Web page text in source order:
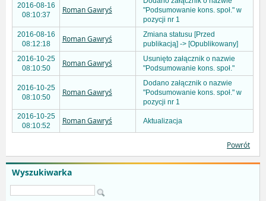
Wyszukiwarka
2016-08-16
08:10:37
Roman Gawryś
"Podsumowanie kons. społ." w
pozycji nr 1
2016-08-16
08:12:18
Roman Gawryś
Zmiana statusu [Przed
publikacją] -> [Opublikowany]
2016-10-25
08:10:50
Roman Gawryś
Usunięto załącznik o nazwie
"Podsumowanie kons. społ."
2016-10-25
08:10:50
Roman Gawryś
Dodano załącznik o nazwie
"Podsumowanie kons. społ." w
pozycji nr 1
2016-10-25
08:10:52
Roman Gawryś Aktualizacja
Powrót